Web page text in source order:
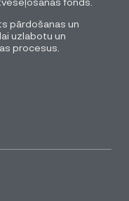
pārdošanas un
uzlabotu un
procesus.